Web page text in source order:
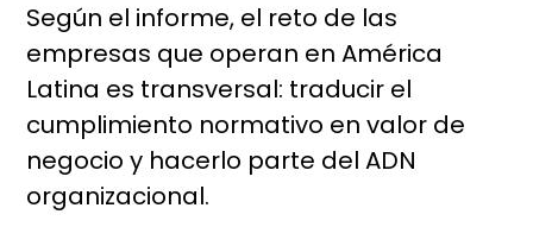
Según el informe, el reto de las
empresas que operan en América
Latina es transversal: traducir el
cumplimiento normativo en valor de
negocio y hacerlo parte del ADN
organizacional.